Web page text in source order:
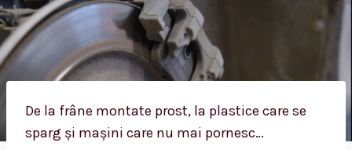
De la frâne montate prost, la plastice care se
sparg și mașini care nu mai pornesc…